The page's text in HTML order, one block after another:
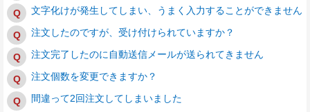
文字化けが発生してしまい、うまく入力することができません
注文したのですが、受け付けられていますか？
注文完了したのに自動送信メールが送られてきません
注文個数を変更できますか？
間違って2回注文してしまいました